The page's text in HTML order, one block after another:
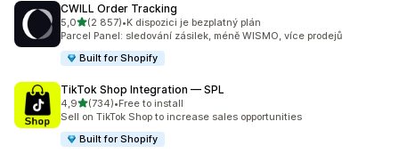
CWILL Order Tracking
5,0z 5 hvězd
(2 857)
Celkový počet recenzí: 2857
•K dispozici je bezplatný plán
Parcel Panel: sledování zásilek, méně WISMO, více prodejů
Built for Shopify
TikTok Shop Integration — SPL
4,9z 5 hvězd
(734)
Celkový počet recenzí: 734
•Free to install
Sell on TikTok Shop to increase sales opportunities
Built for Shopify